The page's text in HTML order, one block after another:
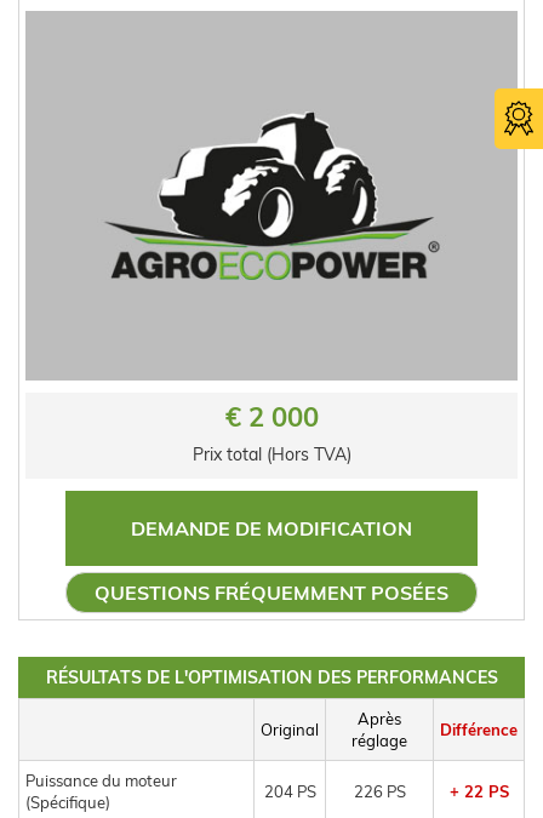
€ 2 000
Prix total (Hors TVA)
DEMANDE DE MODIFICATION
QUESTIONS FRÉQUEMMENT POSÉES
RÉSULTATS DE L'OPTIMISATION DES PERFORMANCES
Original
Après
réglage
Différence
Puissance du moteur
(Spécifique)
204 PS 226 PS + 22 PS